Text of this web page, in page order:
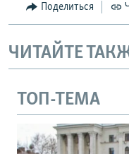
Поделиться
ЧИТАЙТЕ
ТОП-ТЕМА